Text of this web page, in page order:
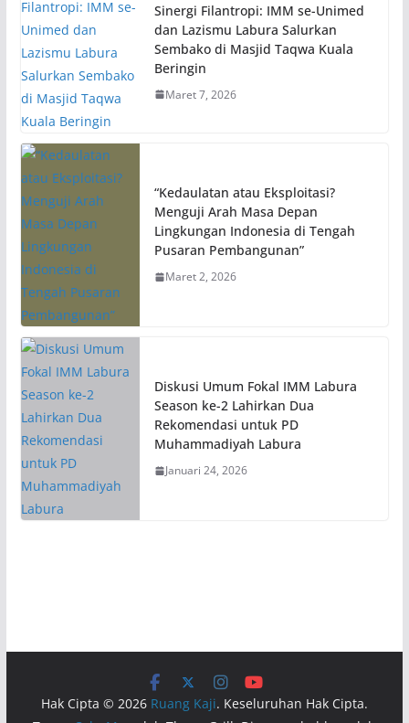
Sinergi Filantropi: IMM se-Unimed
dan Lazismu Labura Salurkan
Sembako di Masjid Taqwa Kuala
Beringin
Maret 7, 2026
“Kedaulatan atau Eksploitasi?
Menguji Arah Masa Depan
Lingkungan Indonesia di Tengah
Pusaran Pembangunan”
Maret 2, 2026
Diskusi Umum Fokal IMM Labura
Season ke-2 Lahirkan Dua
Rekomendasi untuk PD
Muhammadiyah Labura
Januari 24, 2026
Hak Cipta © 2026 Ruang Kaji. Keseluruhan Hak Cipta.